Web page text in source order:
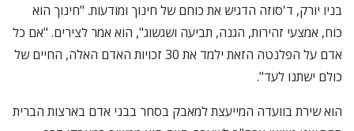
בניו יורק, ד'סוזה הדגיש את כוחם של חינוך ומודעות. "חינוך הוא
כוח, אמצעי זהירות, הגנה, תביעה ושגשוג", הוא אמר לצירים. "אם כל
אדם על הפלנטה הזאת ילמד את 30 זכויות האדם האלה, החיים של
כולם ישתנו לעד".
הוא שירת בוועדה המייעצת למאבק בסחר בבני אדם בארצות הברית